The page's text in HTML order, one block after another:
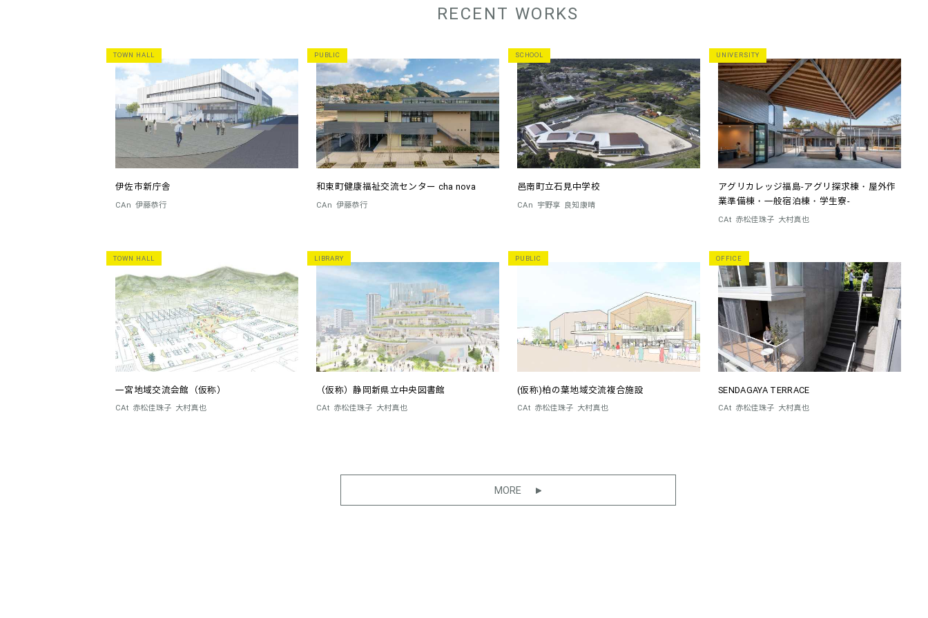
RECENT WORKS
TOWN HALL
伊佐市新庁舎
CAn 伊藤恭行
PUBLIC
和束町健康福祉交流センター cha nova
CAn 伊藤恭行
SCHOOL
邑南町立石見中学校
CAn 宇野享 良知康晴
UNIVERSITY
アグリカレッジ福島-アグリ探求棟・屋外作
業準備棟・一般宿泊棟・学生寮-
CAt 赤松佳珠子 大村真也
TOWN HALL
一宮地域交流会館（仮称）
CAt 赤松佳珠子 大村真也
LIBRARY
（仮称）静岡新県立中央図書館
CAt 赤松佳珠子 大村真也
PUBLIC
(仮称)柏の葉地域交流複合施設
CAt 赤松佳珠子 大村真也
OFFICE
SENDAGAYA TERRACE
CAt 赤松佳珠子 大村真也
MORE